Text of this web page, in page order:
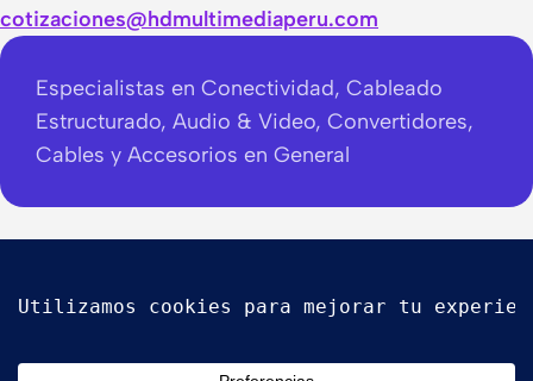
cotizaciones@hdmultimediaperu.com
Especialistas en Conectividad, Cableado
Estructurado, Audio & Video, Convertidores,
Cables y Accesorios en General
Copyright © 2026 HD Multimedia PERU S.A.C. Todos